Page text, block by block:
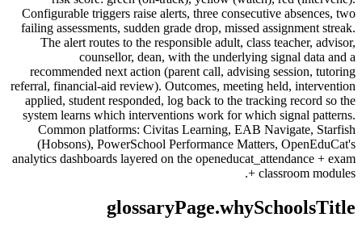
Configurable triggers raise alerts, three consecutive absences, two
failing assessments, sudden grade drop, missed assignment streak.
The alert routes to the responsible adult, class teacher, advisor,
counsellor, dean, with the underlying signal data and a
recommended next action (parent call, advising session, tutoring
referral, financial-aid review). Outcomes, meeting held, intervention
applied, student responded, log back to the tracking record so the
system learns which interventions work for which signal patterns.
Common platforms: Civitas Learning, EAB Navigate, Starfish
(Hobsons), PowerSchool Performance Matters, OpenEduCat's
analytics dashboards layered on the openeducat_attendance + exam
+ classroom modules.
glossaryPage.whySchoolsTitle